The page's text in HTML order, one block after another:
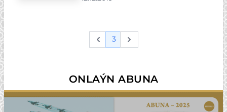
Previous
3 Next
ONLAÝN ABUNA